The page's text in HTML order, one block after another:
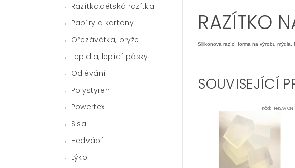
Razítka,dětská razítka
Papíry a kartony
Ořezávátka, pryže
Lepidla, lepící pásky
Odlévání
Polystyren
Powertex
Sisal
Hedvábí
Lýko
RAZÍTKO
Silikonová razící forma na výrobu
SOUVISEJÍCÍ
Kód:1PRISAVON